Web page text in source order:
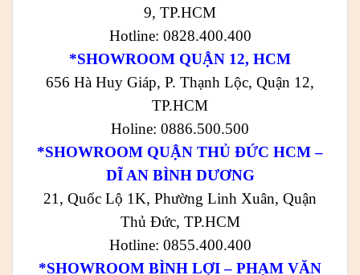
9, TP.HCM
Hotline: 0828.400.400
*SHOWROOM QUẬN 12, HCM
656 Hà Huy Giáp, P. Thạnh Lộc, Quận 12,
TP.HCM
Holine: 0886.500.500
*SHOWROOM QUẬN THỦ ĐỨC HCM –
DĨ AN BÌNH DƯƠNG
21, Quốc Lộ 1K, Phường Linh Xuân, Quận
Thủ Đức, TP.HCM
Hotline: 0855.400.400
*SHOWROOM BÌNH LỢI – PHẠM VĂN